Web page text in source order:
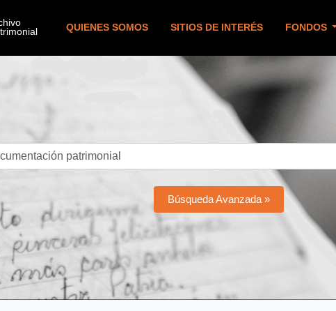
QUIENES SOMOS SITIOS DE INTERÉS FONDOS
Búsqueda Avanzada »